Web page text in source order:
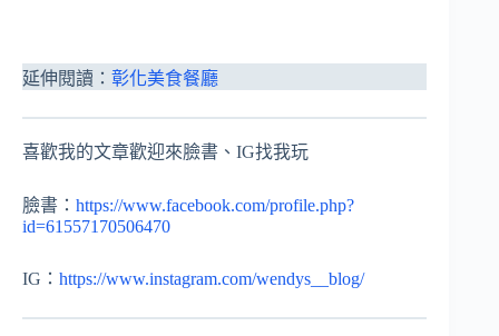
延伸閱讀： 彰化美食餐廳
喜歡我的文章歡迎來臉書、IG找我玩
臉書： https://www.facebook.com/profile.php?
id=61557170506470
IG： https://www.instagram.com/wendys__blog/